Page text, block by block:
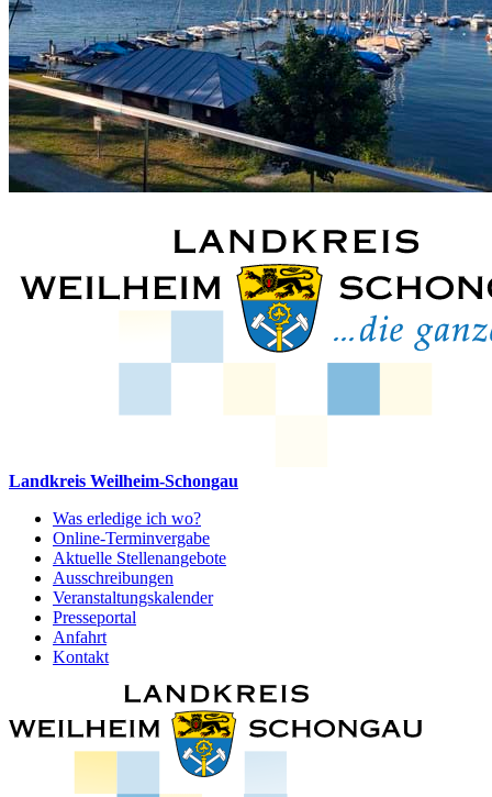
Landkreis Weilheim-Schongau
Was erledige ich wo?
Online-Terminvergabe
Aktuelle Stellenangebote
Ausschreibungen
Veranstaltungskalender
Presseportal
Anfahrt
Kontakt